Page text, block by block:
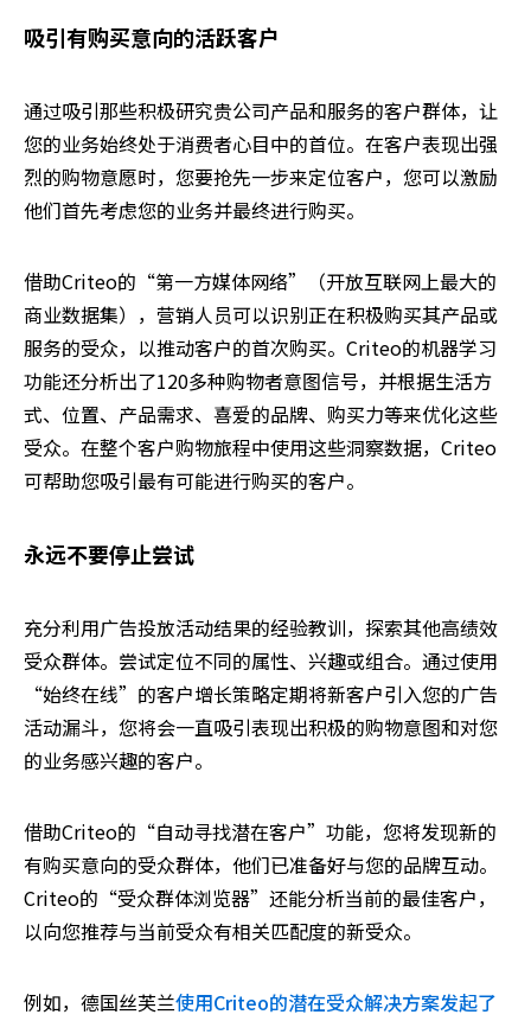
吸引有购买意向的活跃客户
通过吸引那些积极研究贵公司产品和服务的客户群体，让
您的业务始终处于消费者心目中的首位。在客户表现出强
烈的购物意愿时，您要抢先一步来定位客户，您可以激励
他们首先考虑您的业务并最终进行购买。
借助Criteo的“第一方媒体网络”（开放互联网上最大的
商业数据集），营销人员可以识别正在积极购买其产品或
服务的受众，以推动客户的首次购买。Criteo的机器学习
功能还分析出了120多种购物者意图信号，并根据生活方
式、位置、产品需求、喜爱的品牌、购买力等来优化这些
受众。在整个客户购物旅程中使用这些洞察数据，Criteo
可帮助您吸引最有可能进行购买的客户。
永远不要停止尝试
充分利用广告投放活动结果的经验教训，探索其他高绩效
受众群体。尝试定位不同的属性、兴趣或组合。通过使用
“始终在线”的客户增长策略定期将新客户引入您的广告
活动漏斗，您将会一直吸引表现出积极的购物意图和对您
的业务感兴趣的客户。
借助Criteo的“自动寻找潜在客户”功能，您将发现新的
有购买意向的受众群体，他们已准备好与您的品牌互动。
Criteo的“受众群体浏览器”还能分析当前的最佳客户，
以向您推荐与当前受众有相关匹配度的新受众。
例如，德国丝芙兰使用Criteo的潜在受众解决方案发起了